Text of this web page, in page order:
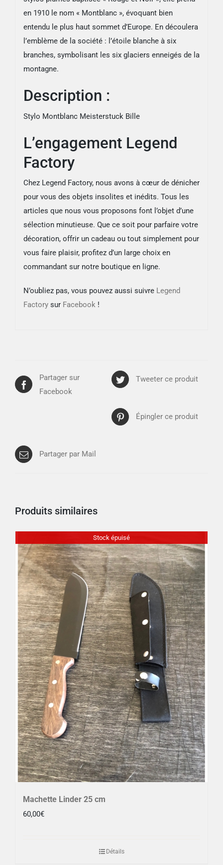
en 1910 le nom « Montblanc », évoquant bien
entendu le plus haut sommet d’Europe. En découlera
l’emblème de la société : l’étoile blanche à six
branches, symbolisant les six glaciers enneigés de la
montagne.
Description :
Stylo Montblanc Meisterstuck Bille
L’engagement Legend
Factory
Chez Legend Factory, nous avons à cœur de dénicher
pour vous des objets insolites et inédits. Tous les
articles que nous vous proposons font l’objet d’une
sélection minutieuse. Que ce soit pour parfaire votre
décoration, offrir un cadeau ou tout simplement pour
vous faire plaisir, profitez d’un large choix en
commandant sur notre boutique en ligne.
N’oubliez pas, vous pouvez aussi suivre Legend
Factorysur Facebook!
Partager sur
Facebook
Tweeter ce produit
Épingler ce produit
Partager par Mail
Produits similaires
Stock épuisé
Machette Linder 25 cm
60,00€
Détails